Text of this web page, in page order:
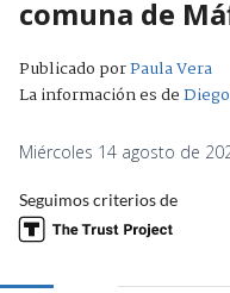
comuna de
Publicado porPaula Vera
La información es de
Miércoles 14 agosto de
Seguimos criterios de